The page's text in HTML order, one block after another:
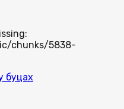
chunks/5838-
буцах